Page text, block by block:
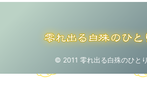
© 2011 零れ出る白殊のひと